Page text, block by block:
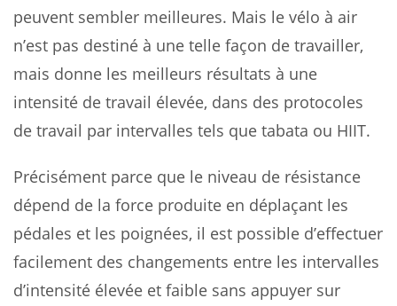
peuvent sembler meilleures. Mais le vélo à air
n’est pas destiné à une telle façon de travailler,
mais donne les meilleurs résultats à une
intensité de travail élevée, dans des protocoles
de travail par intervalles tels que tabata ou HIIT.
Précisément parce que le niveau de résistance
dépend de la force produite en déplaçant les
pédales et les poignées, il est possible d’effectuer
facilement des changements entre les intervalles
d’intensité élevée et faible sans appuyer sur